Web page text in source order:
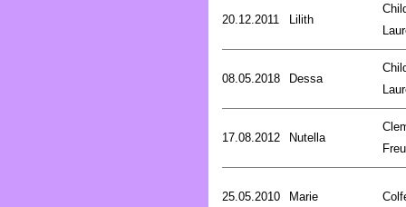
20.12.2011 Lilith
08.05.2018 Dessa
17.08.2012 Nutella
25.05.2010 Marie